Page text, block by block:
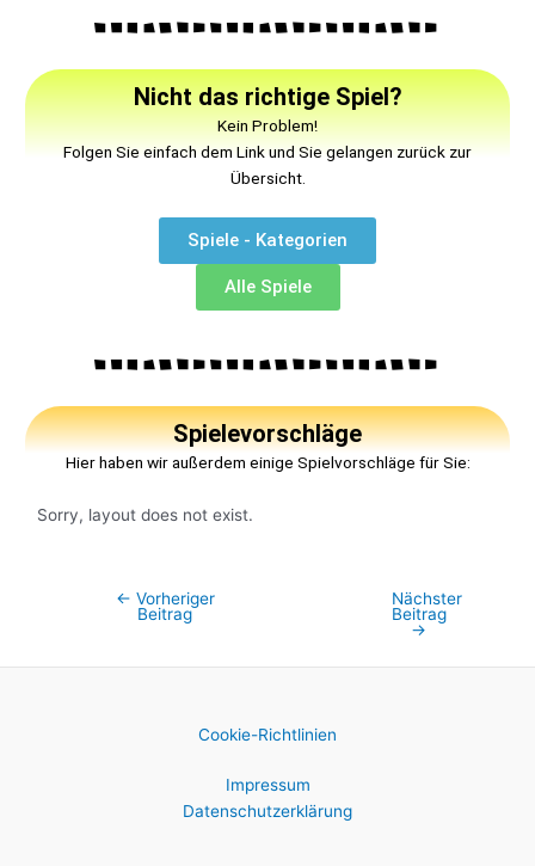
Nicht das richtige Spiel?
Kein Problem!
Folgen Sie einfach dem Link und Sie gelangen zurück zur
Übersicht.
Spiele - Kategorien
Alle Spiele
Spielevorschläge
Hier haben wir außerdem einige Spielvorschläge für Sie:
Sorry, layout does not exist.
← Vorheriger
Beitrag
Nächster
Beitrag
→
Cookie-Richtlinien
Impressum
Datenschutzerklärung